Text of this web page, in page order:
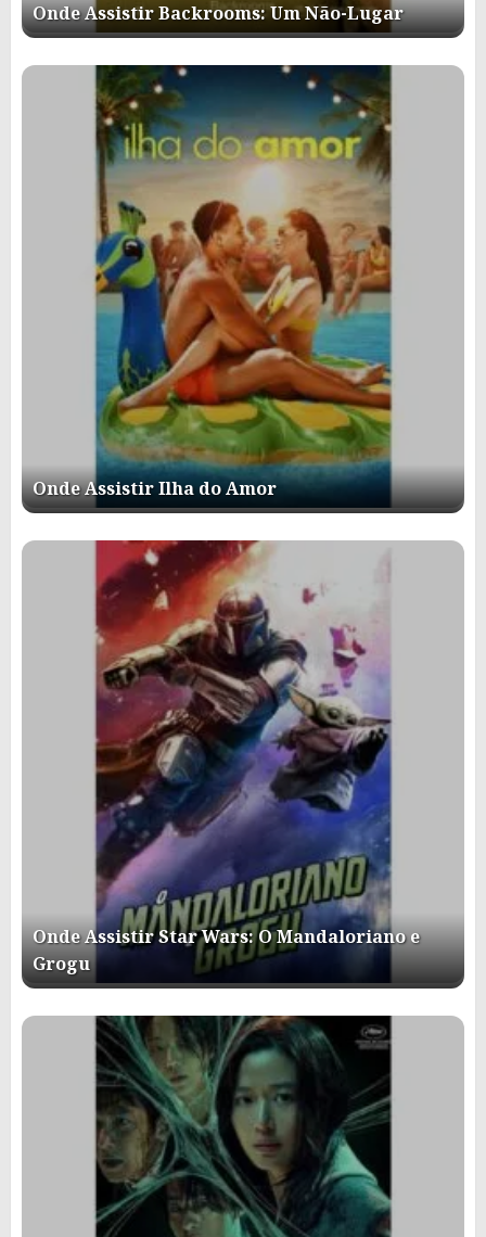
Onde Assistir Backrooms: Um Não-Lugar
Onde Assistir Ilha do Amor
Onde Assistir Star Wars: O Mandaloriano e
Grogu